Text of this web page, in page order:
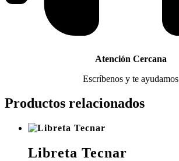
Atención Cercana
Escríbenos y te ayudamos
Productos relacionados
Libreta Tecnar